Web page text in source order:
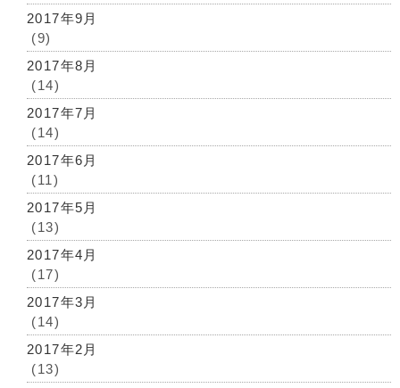
2017年9月
(9)
2017年8月
(14)
2017年7月
(14)
2017年6月
(11)
2017年5月
(13)
2017年4月
(17)
2017年3月
(14)
2017年2月
(13)